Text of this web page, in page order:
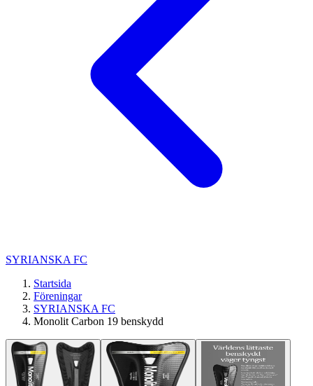
SYRIANSKA FC
Startsida
Föreningar
SYRIANSKA FC
Monolit Carbon 19 benskydd